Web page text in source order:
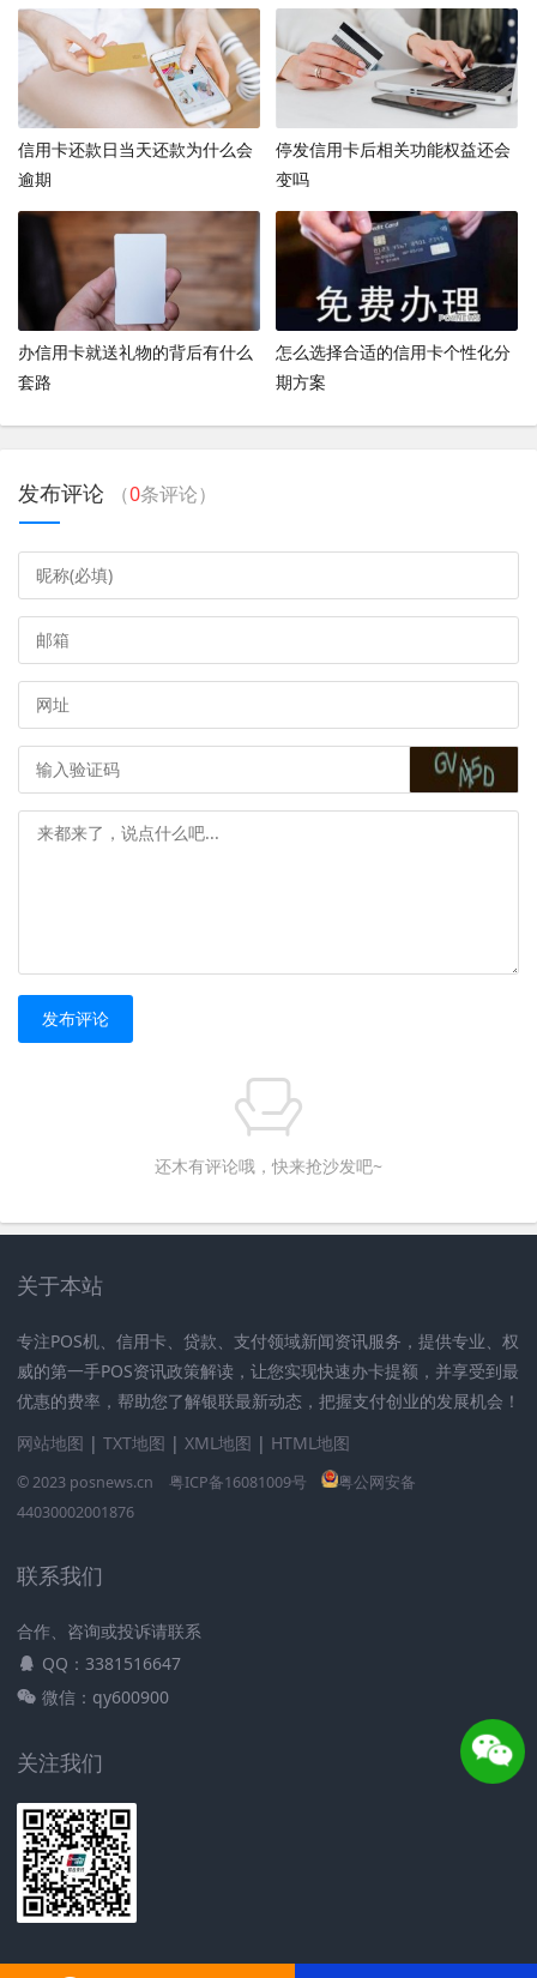
丰富： 按品牌分可分为长城系列信用卡和中银系列信用
卡。 按照卡片等级可分为美运私行卡、无限卡、白金卡、
钛金卡、金卡、普通卡。
4、单币卡：都市卡(吉米漫画有男女版)并且可以再卡面上
写9个汉字，只要不是反对党反对人类或是脏话一般都行，
比较时尚。双币卡：航空公司的联名卡一般是人民币和美
金的，招财猫卡是人民币和日币的。
5、中行信用卡种类都有哪些？中国银行信用卡产品种类丰
富：按品牌分可分为长城系列信用卡和中银系列信用卡。
按照卡片等级可分为美运私行卡、无限卡、白金卡、钛金
卡、金卡、普通卡。
中国银行信用卡有效期通常为5年，部分卡片有效期超过5
年，最长可达10年。您可通过卡片正面或背面、下方的4位
数字来查询卡片有效期。有效期前两位数字代表“月份”，后
两位数字代表“年份”。
年、5年、8年。根据查询中国银行官网显示：中国银行信
用卡的有效期对应的就是激活期限，有效期分别是3年、5
年、8年。在有效期内激活卡片才可以正常使用。
中国银行信用卡的有效期一般为5年，有些信用卡有效期超
过5年，最长可达10年，持卡人可通过卡号下方的4位数字
来查询卡片有效期，前两位数字代表的是月份，后两位数
有效期，信用卡有效期一般标准在信用卡的下方，标准的
格式为月份在前、日期在后。
信用卡有效期为10年。您可通过卡号下方的两组数字来查
询卡片有效期。例如：08/20代表卡片有效期到2020年8
月。以上内容供您参考，业务规定请以实际为准。
根据查询中国银行官网显示，中国银行visa卡信用卡有期
是为有出境支付需求的人士精心设计的信用卡产品，采用
中国银行信用卡年费是多少
元；主题卡：最高人民币280元，金卡/钛金卡：最高人民
币300元。白金卡：最高人民币800元。高端卡：最高人民
币8800元。
元/年。中国银行数字信用卡白金卡的年费收费标准为800
笔免收次年年费。
中国银行信用卡年费是多少？中国银行信用卡的年费标准
是每年200元，但是，如果消费者在每年的指定时间内，使
用信用卡消费满一定金额，就可以免除年费。
中国银行白金信用卡年费标准分为3600元和800元两档，
具体产品的年费收取标准也可致电中国银行客户服务中心
咨询。自卡片激活首年起逐年收取，如持卡人中途销卡，
当年年费不予退还。
中国银行信用卡年费标准如下：普卡年费最高100元；金卡
信用卡还款日当天还款为什么会
逾期
停发信用卡后相关功能权益还会
变吗
办信用卡就送礼物的背后有什么
套路
怎么选择合适的信用卡个性化分
期方案
发布评论 （0条评论）
发布评论
还木有评论哦，快来抢沙发吧~
关于本站
专注POS机、信用卡、贷款、支付领域新闻资讯服务，提供专业、权
威的第一手POS资讯政策解读，让您实现快速办卡提额，并享受到最
优惠的费率，帮助您了解银联最新动态，把握支付创业的发展机会！
网站地图 | TXT地图 | XML地图 | HTML地图
© 2023 posnews.cn 粤ICP备16081009号
粤公网安备
44030002001876
联系我们
合作、咨询或投诉请联系
QQ：3381516647
微信：qy600900
关注我们